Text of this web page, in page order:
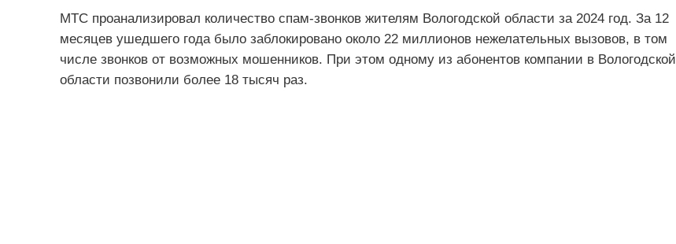
МТС проанализировал количество спам-звонков жителям Вологодской области за 2024 год. За 12
месяцев ушедшего года было заблокировано около 22 миллионов нежелательных вызовов, в том
числе звонков от возможных мошенников. При этом одному из абонентов компании в Вологодской
области позвонили более 18 тысяч раз.